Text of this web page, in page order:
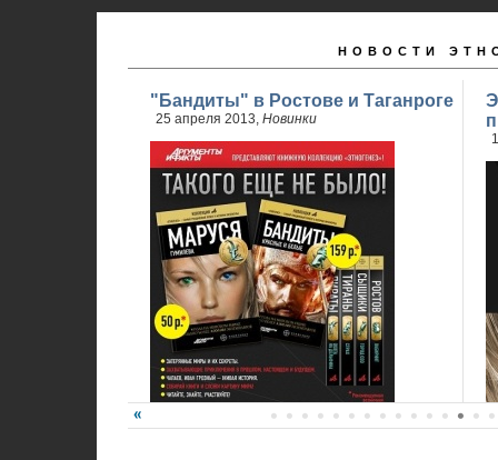
НОВОСТИ
"Бандиты" в Ростове и Таганроге
25 апреля 2013, Новинки